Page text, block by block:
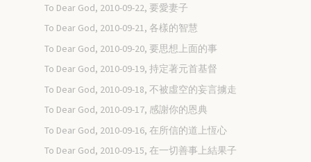
To Dear God, 2010-09-22, 要愛妻子
To Dear God, 2010-09-21, 各樣的智慧
To Dear God, 2010-09-20, 要思想上面的事
To Dear God, 2010-09-19, 持定著元首基督
To Dear God, 2010-09-18, 不被虛空的妄言擄走
To Dear God, 2010-09-17, 感謝你的恩典
To Dear God, 2010-09-16, 在所信的道上恆心
To Dear God, 2010-09-15, 在一切善事上結果子